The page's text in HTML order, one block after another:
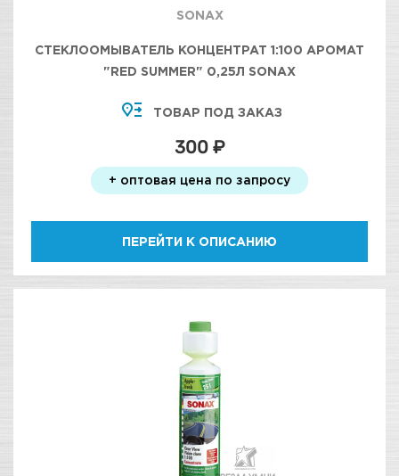
SONAX
СТЕКЛООМЫВАТЕЛЬ КОНЦЕНТРАТ 1:100 АРОМАТ
"RED SUMMER" 0,25Л SONAX
ТОВАР ПОД ЗАКАЗ
300 ₽
+ оптовая цена по запросу
ПЕРЕЙТИ К ОПИСАНИЮ